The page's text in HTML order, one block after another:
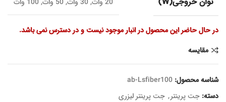
در حال حاضر این محصول در انبار موجود نیست و در دسترس نمی باشد.
مقایسه
شناسه محصول: ab-Lsfiber100
دسته: جت پرینتر, جت پرینتر لیزری